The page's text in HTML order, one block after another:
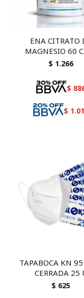
ENA CITRATO
MAGNESIO 60
$ 1.266
$
$
TAPABOCA KN 95
CERRADA 25
$ 625